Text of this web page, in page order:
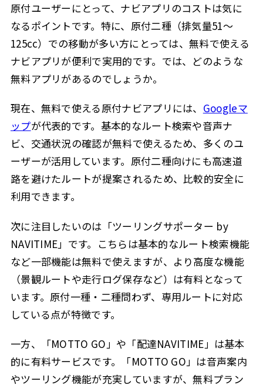
原付ユーザーにとって、ナビアプリのコストは気に
なるポイントです。特に、原付二種（排気量51〜
125cc）での移動が多い方にとっては、無料で使える
ナビアプリが便利で実用的です。では、どのような
無料アプリがあるのでしょうか。
現在、無料で使える原付ナビアプリには、 Googleマ
ップが代表的です。基本的なルート検索や音声ナ
ビ、交通状況の確認が無料で使えるため、多くのユ
ーザーが活用しています。原付二種向けにも高速道
路を避けたルートが提案されるため、比較的安全に
利用できます。
次に注目したいのは「ツーリングサポーター by
NAVITIME」です。こちらは基本的なルート検索機能
など一部機能は無料で使えますが、より高度な機能
（景観ルートや走行ログ保存など）は有料となって
います。原付一種・二種問わず、専用ルートに対応
している点が特徴です。
一方、「MOTTO GO」や「配達NAVITIME」は基本
的に有料サービスです。「MOTTO GO」は音声案内
やツーリング機能が充実していますが、無料プラン